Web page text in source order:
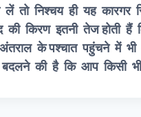
जीत लें तो
की किरण इतनी तेज
के पश्चात पहुंचने में
बदलने की है कि आप किसी